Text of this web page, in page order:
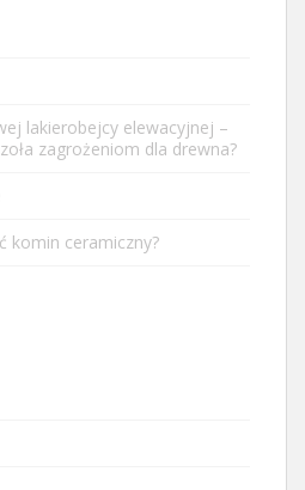
lakierobejcy elewacyjnej –
zagrożeniom dla drewna?
komin ceramiczny?